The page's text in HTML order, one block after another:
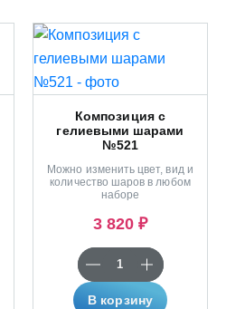
Композиция с
гелиевыми шарами
№521
Можно изменить цвет, вид и
количество шаров в любом
наборе
3 820 ₽
В корзину